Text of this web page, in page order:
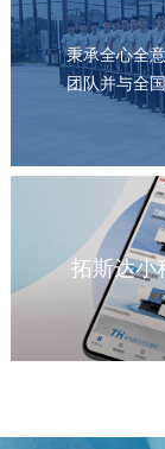
秉承全心全
团队并与全
拓斯达小